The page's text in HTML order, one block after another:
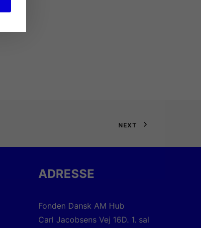
NEXT
ADRESSE
Fonden Dansk AM Hub
Carl Jacobsens Vej 16D. 1. sal